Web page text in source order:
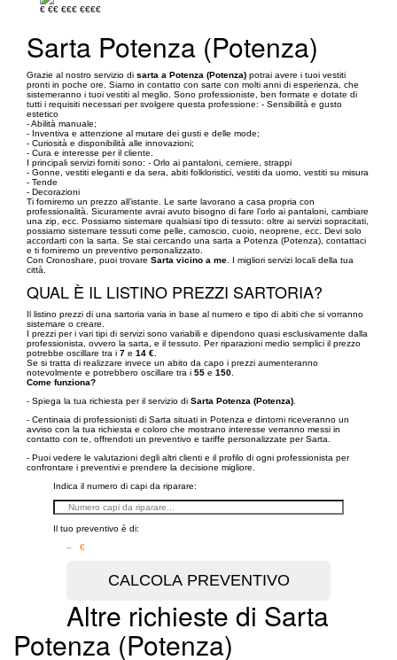
€ €€ €€€ €€€€
Sarta Potenza (Potenza)
Grazie al nostro servizio di sarta a Potenza (Potenza) potrai avere i tuoi vestiti
pronti in poche ore. Siamo in contatto con sarte con molti anni di esperienza, che
sistemeranno i tuoi vestiti al meglio. Sono professioniste, ben formate e dotate di
tutti i requisiti necessari per svolgere questa professione: - Sensibilità e gusto
estetico
- Abilità manuale;
- Inventiva e attenzione al mutare dei gusti e delle mode;
- Curiosità e disponibilità alle innovazioni;
- Cura e interesse per il cliente.
I principali servizi forniti sono: - Orlo ai pantaloni, cerniere, strappi
- Gonne, vestiti eleganti e da sera, abiti folkloristici, vestiti da uomo, vestiti su misura
- Tende
- Decorazioni
Ti forniremo un prezzo all’istante. Le sarte lavorano a casa propria con
professionalità. Sicuramente avrai avuto bisogno di fare l’orlo ai pantaloni, cambiare
una zip, ecc. Possiamo sistemare qualsiasi tipo di tessuto: oltre ai servizi sopracitati,
possiamo sistemare tessuti come pelle, camoscio, cuoio, neoprene, ecc. Devi solo
accordarti con la sarta. Se stai cercando una sarta a Potenza (Potenza), contattaci
e ti forniremo un preventivo personalizzato.
Con Cronoshare, puoi trovare Sarta vicino a me . I migliori servizi locali della tua
città.
QUAL È IL LISTINO PREZZI SARTORIA?
Il listino prezzi di una sartoria varia in base al numero e tipo di abiti che si vorranno
sistemare o creare.
I prezzi per i vari tipi di servizi sono variabili e dipendono quasi esclusivamente dalla
professionista, ovvero la sarta, e il tessuto. Per riparazioni medio semplici il prezzo
potrebbe oscillare tra i 7 e 14 €
Se si tratta di realizzare invece un abito da capo i prezzi aumenteranno
notevolmente e potrebbero oscillare tra i 55 e 150
Come funziona?
- Spiega la tua richiesta per il servizio di Sarta Potenza (Potenza)
- Centinaia di professionisti di Sarta situati in Potenza e dintorni riceveranno un
avviso con la tua richiesta e coloro che mostrano interesse verranno messi in
contatto con te, offrendoti un preventivo e tariffe personalizzate per Sarta.
- Puoi vedere le valutazioni degli altri clienti e il profilo di ogni professionista per
confrontare i preventivi e prendere la decisione migliore.
Indica il numero di capi da riparare:
Il tuo preventivo è di:
– €
Altre richieste di Sarta
Potenza (Potenza)